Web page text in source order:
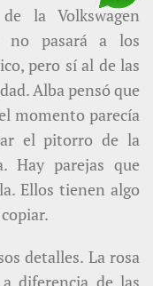
la Volkswagen
no pasará a los
pero sí al de las
Alba pensó que
momento parecía
el pitorro de la
Hay parejas que
Ellos tienen algo
detalles. La rosa
diferencia de las